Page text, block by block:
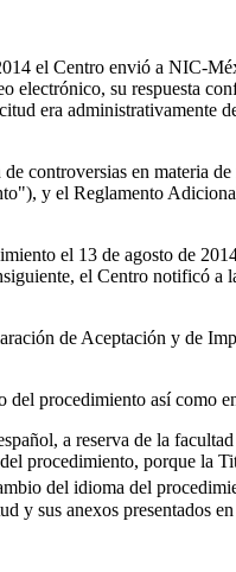
el Centro envió a NIC-
su respuesta
era administrativamente
controversias en materia
y el Reglamento
el 13 de agosto de
el Centro notificó a
de Aceptación y de
procedimiento así como
a reserva de la
procedimiento, porque la
del idioma del
sus anexos presentados